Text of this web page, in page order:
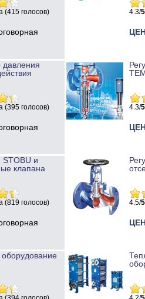
(415 голосов) 4.3/5
давления
(395 голосов) 4.3/5
и
клапана
(819 голосов) 4.5/5